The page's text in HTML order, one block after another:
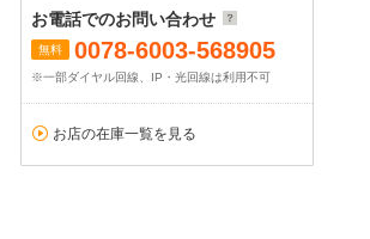
お電話でのお問い合わせ
無料 0078-6003-568905
※一部ダイヤル回線、IP・光回線は利用不可
お店の在庫一覧を見る